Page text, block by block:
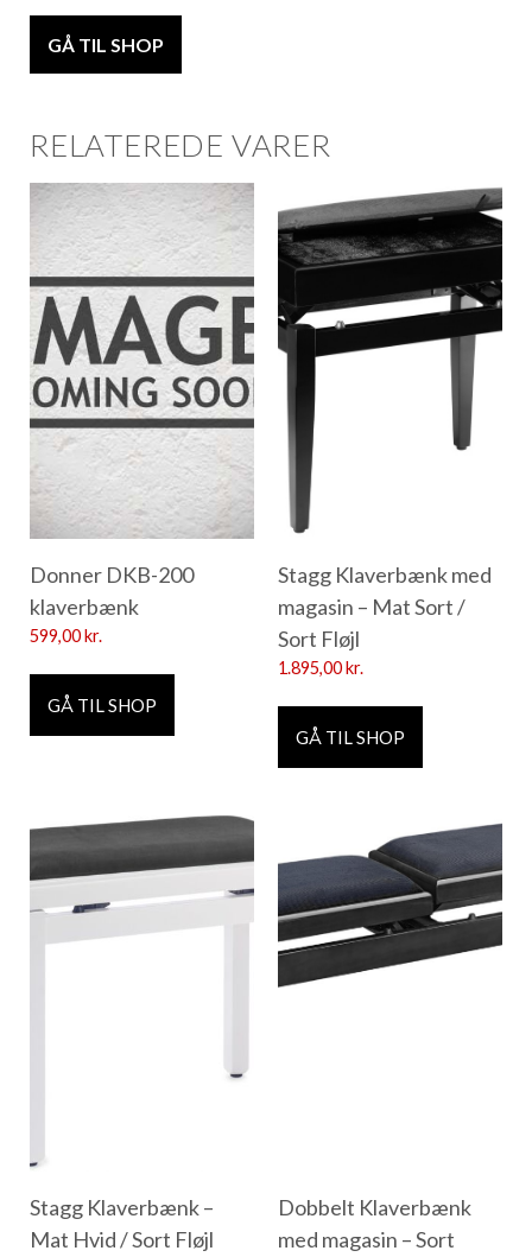
GÅ TIL SHOP
RELATEREDE VARER
Donner DKB-200
klaverbænk
599,00kr.
GÅ TIL SHOP
Stagg Klaverbænk med
magasin – Mat Sort /
Sort Fløjl
1.895,00kr.
GÅ TIL SHOP
Stagg Klaverbænk –
Mat Hvid / Sort Fløjl
Dobbelt Klaverbænk
med magasin – Sort